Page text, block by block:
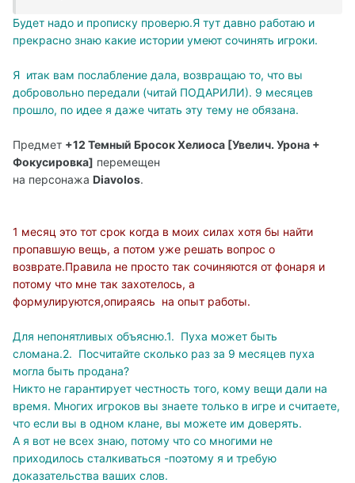
Будет надо и прописку проверю.Я тут давно работаю и
прекрасно знаю какие истории умеют сочинять игроки.
Я итак вам послабление дала, возвращаю то, что вы
добровольно передали (читай ПОДАРИЛИ). 9 месяцев
прошло, по идее я даже читать эту тему не обязана.
Предмет +12 Темный Бросок Хелиоса [Увелич. Урона +
Фокусировка] перемещен
на персонажа Diavolos.
1 месяц это тот срок когда в моих силах хотя бы найти
пропавшую вещь, а потом уже решать вопрос о
возврате.Правила не просто так сочиняются от фонаря и
потому что мне так захотелось, а
формулируются,опираясь на опыт работы.
Для непонятливых объясню.1. Пуха может быть
сломана.2. Посчитайте сколько раз за 9 месяцев пуха
могла быть продана?
Никто не гарантирует честность того, кому вещи дали на
время. Многих игроков вы знаете только в игре и считаете,
что если вы в одном клане, вы можете им доверять.
А я вот не всех знаю, потому что со многими не
приходилось сталкиваться -поэтому я и требую
доказательства ваших слов.